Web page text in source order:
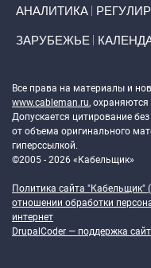
АНАЛИТИКА
ЗАРУБЕЖЬЕ
Все права на материалы и
www.cableman.ru, охраняются
Допускается цитирование
от объема оригинального
гиперссылкой.
©2005 - 2026 «Кабельщик»
Политика сайта "Кабельщик"
отношении обработки
интернет
DrupalCoder — поддержка